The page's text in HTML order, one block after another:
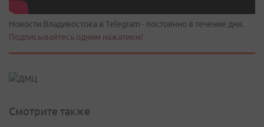
Новости Владивостока в Telegram - постоянно в течение дня.
Подписывайтесь одним нажатием!
Смотрите также